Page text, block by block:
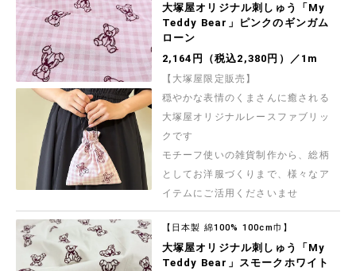
大塚屋オリジナル刺しゅう「My
Teddy Bear」ピンクのギンガム
ローン
2,164円（税込2,380円）／1m
【大塚屋限定販売】
穏やかな表情のくまさんに癒される
大塚屋オリジナルレースファブリッ
クです
モチーフ使いの雑貨制作から、総柄
としてお洋服づくりまで、様々なア
イテムにご活用くださいませ
【日本製 綿100% 100cm巾】
大塚屋オリジナル刺しゅう「My
Teddy Bear」スモークホワイト